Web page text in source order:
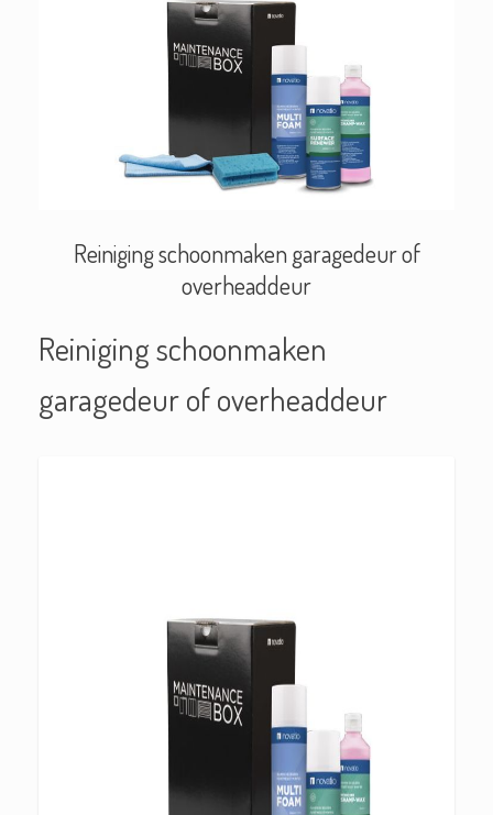
Reiniging schoonmaken garagedeur of
overheaddeur
Reiniging schoonmaken
garagedeur of overheaddeur